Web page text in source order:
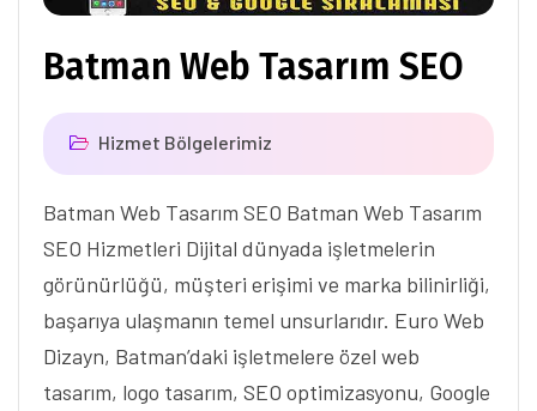
Batman Web Tasarım SEO
Hizmet Bölgelerimiz
Batman Web Tasarım SEO Batman Web Tasarım
SEO Hizmetleri Dijital dünyada işletmelerin
görünürlüğü, müşteri erişimi ve marka bilinirliği,
başarıya ulaşmanın temel unsurlarıdır. Euro Web
Dizayn, Batman’daki işletmelere özel web
tasarım, logo tasarım, SEO optimizasyonu, Google